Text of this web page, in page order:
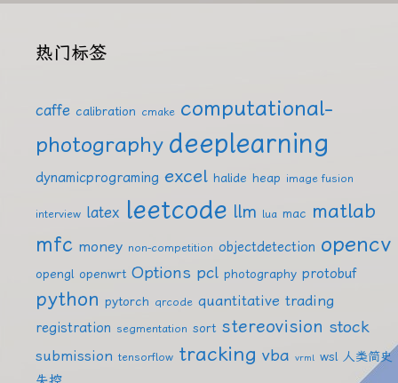
热门标签
caffe calibration cmake computational-
photography deeplearning
dynamicprograming excel halide heap image fusion
interview latex leetcode llm lua mac matlab
mfc money non-competition objectdetection opencv
opengl openwrt Options pcl photography protobuf
python pytorch qrcode quantitative trading
registration segmentation sort stereovision stock
submission tensorflow tracking vba vrml wsl 人类简史